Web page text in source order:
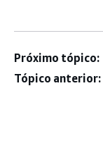
Próximo tópico:
Tópico anterior: